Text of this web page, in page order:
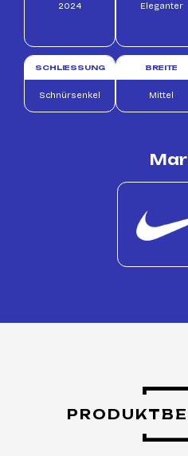
2024 Eleganter
SCHLIESSUNG
Schnürsenkel
BREITE
Mittel